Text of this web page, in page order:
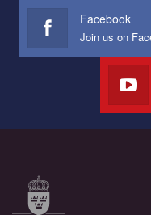
представляющий
Мы просим вас
наш план по борьбе с
СОГИ в Украине.
Все, что вам нужно
Facebook